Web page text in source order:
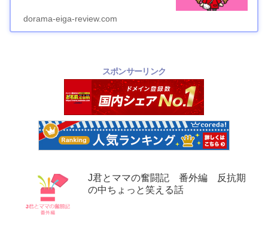
dorama-eiga-review.com
スポンサーリンク
J君とママの奮闘記 番外編 反抗期
の中ちょっと笑える話